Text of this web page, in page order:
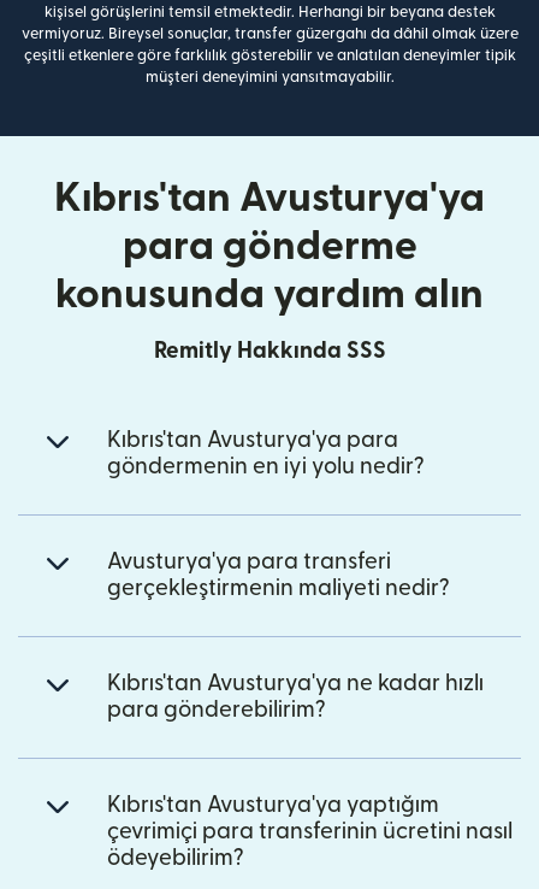
kişisel görüşlerini temsil etmektedir. Herhangi bir beyana destek
vermiyoruz. Bireysel sonuçlar, transfer güzergahı da dâhil olmak üzere
çeşitli etkenlere göre farklılık gösterebilir ve anlatılan deneyimler tipik
müşteri deneyimini yansıtmayabilir.
Kıbrıs'tan Avusturya'ya
para gönderme
konusunda yardım alın
Remitly Hakkında SSS
Kıbrıs'tan Avusturya'ya para
göndermenin en iyi yolu nedir?
Avusturya'ya para transferi
gerçekleştirmenin maliyeti nedir?
Kıbrıs'tan Avusturya'ya ne kadar hızlı
para gönderebilirim?
Kıbrıs'tan Avusturya'ya yaptığım
çevrimiçi para transferinin ücretini nasıl
ödeyebilirim?